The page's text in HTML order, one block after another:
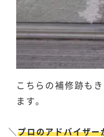
こちらの補修跡も
ます。
＼プロのアドバイザー